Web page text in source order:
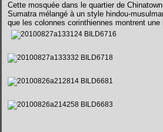
Cette mosquée dans le quartier de
Sumatra mélangé à un style hindou-
que les colonnes corinthiennes montrent une